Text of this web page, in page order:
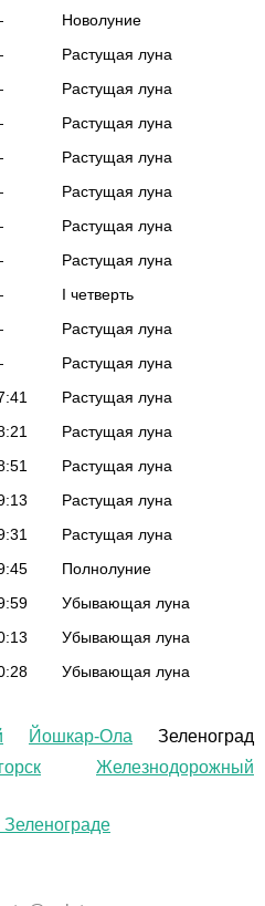
Новолуние
Растущая луна
Растущая луна
Растущая луна
Растущая луна
Растущая луна
Растущая луна
Растущая луна
I четверть
Растущая луна
Растущая луна
Растущая луна
Растущая луна
Растущая луна
Растущая луна
Растущая луна
Полнолуние
Убывающая луна
Убывающая луна
Убывающая луна
Йошкар-Ола
Зеленоград
Железнодорожный